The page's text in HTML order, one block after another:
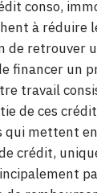
conso,
à réduire
de retrouver
financer un
travail
de ces
qui mettent
crédit,